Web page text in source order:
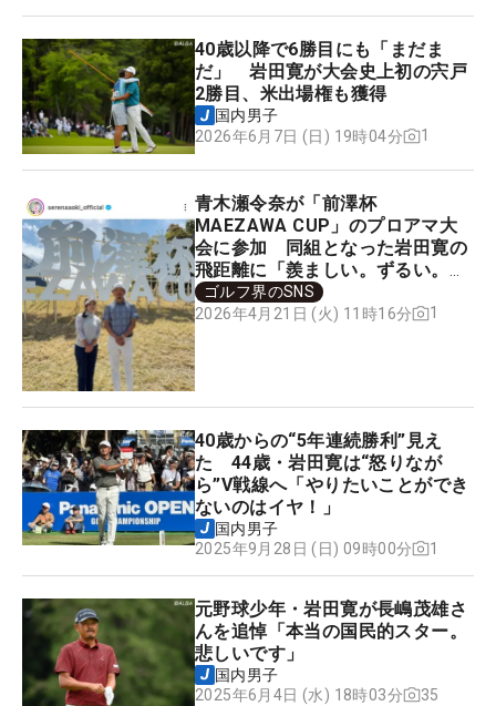
40歳以降で6勝目にも「まだま
だ」 岩田寛が大会史上初の宍戸
2勝目、米出場権も獲得
国内男子
2026年6月7日 (日) 19時04分
1
青木瀬令奈が「前澤杯
MAEZAWA CUP」のプロアマ大
会に参加 同組となった岩田寛の
飛距離に「羨ましい。ずるい。
笑」と思わず本音をポロリ
ゴルフ界のSNS
2026年4月21日 (火) 11時16分
1
40歳からの“5年連続勝利”見え
た 44歳・岩田寛は“怒りなが
ら”V戦線へ「やりたいことができ
ないのはイヤ！」
国内男子
2025年9月28日 (日) 09時00分
1
元野球少年・岩田寛が長嶋茂雄さ
んを追悼「本当の国民的スター。
悲しいです」
国内男子
2025年6月4日 (水) 18時03分
35